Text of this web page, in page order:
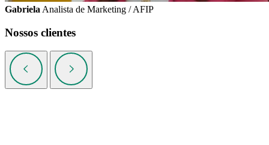
Gabriela Analista de Marketing / AFIP
Nossos clientes